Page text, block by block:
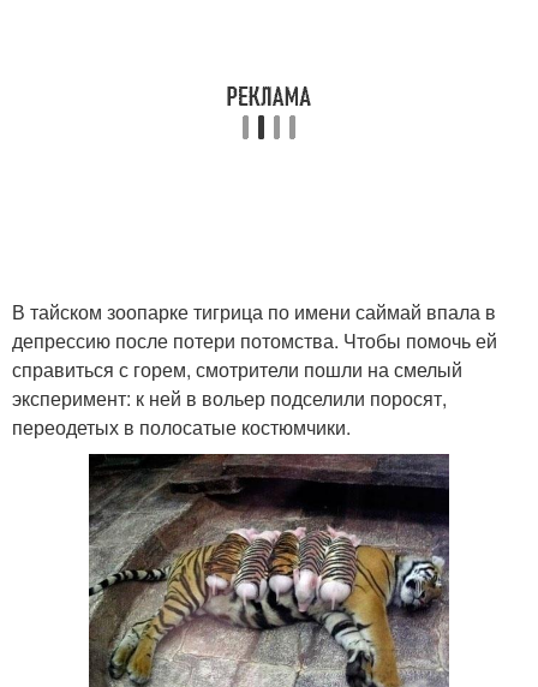
В тайском зоопарке тигрица по имени саймай впала в
депрессию после потери потомства. Чтобы помочь ей
справиться с горем, смотрители пошли на смелый
эксперимент: к ней в вольер подселили поросят,
переодетых в полосатые костюмчики.